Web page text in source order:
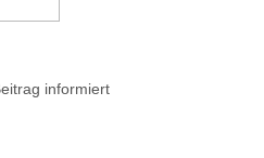
informiert